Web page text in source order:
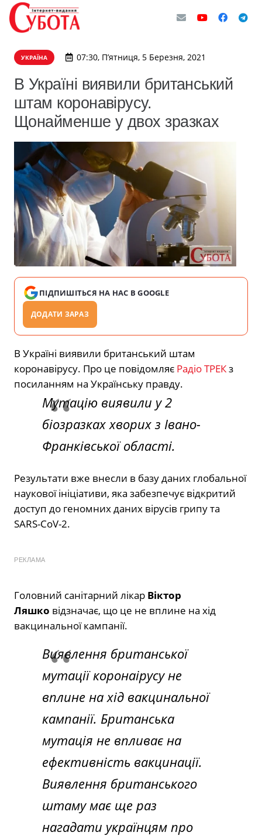
УКРАЇНА 07:30, П’ятниця, 5 Березня, 2021
В Україні виявили британський
штам коронавірусу.
Щонайменше у двох зразках
ПІДПИШІТЬСЯ НА НАС В GOOGLE
ДОДАТИ ЗАРАЗ
В Україні виявили британський штам
коронавірусу. Про це повідомляє Радіо ТРЕКз
посиланням на Українську правду.
Мутацію виявили у 2
біозразках хворих з Івано-
Франківської області.
Результати вже внесли в базу даних глобальної
наукової ініціативи, яка забезпечує відкритий
доступ до геномних даних вірусів грипу та
SARS-CoV-2.
РЕКЛАМА
Головний санітарний лікар Віктор
Ляшко відзначає, що це не вплине на хід
вакцинальної кампанії.
Виявлення британської
мутації коронаірусу не
вплине на хід вакцинальної
кампанії. Британська
мутація не впливає на
ефективність вакцинації.
Виявлення британського
штаму має ще раз
нагадати українцям про